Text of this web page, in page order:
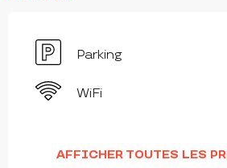
Parking
WiFi
AFFICHER TOUTES LES